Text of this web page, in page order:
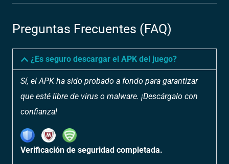
Preguntas Frecuentes (FAQ)
¿Es seguro descargar el APK del juego?
Sí, el APK ha sido probado a fondo para garantizar
que esté libre de virus o malware. ¡Descárgalo con
confianza!
Verificación de seguridad completada.